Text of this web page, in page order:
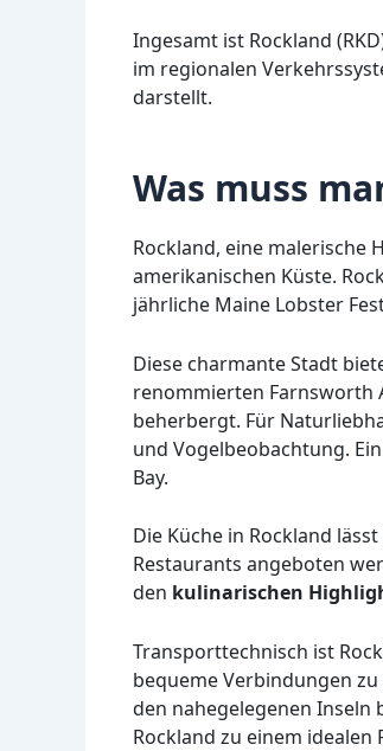
Ingesamt ist Rockland
im regionalen
darstellt.
Was muss
Rockland, eine malerische
amerikanischen Küste.
jährliche Maine Lobster
Diese charmante Stadt
renommierten Farnsworth
beherbergt. Für
und Vogelbeobachtung.
Bay.
Die Küche in Rockland
Restaurants angeboten
den kulinarischen
Transporttechnisch ist
bequeme Verbindungen
den nahegelegenen Inseln
Rockland zu einem